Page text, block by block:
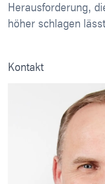
Herausforderung,
höher schlagen
Kontakt